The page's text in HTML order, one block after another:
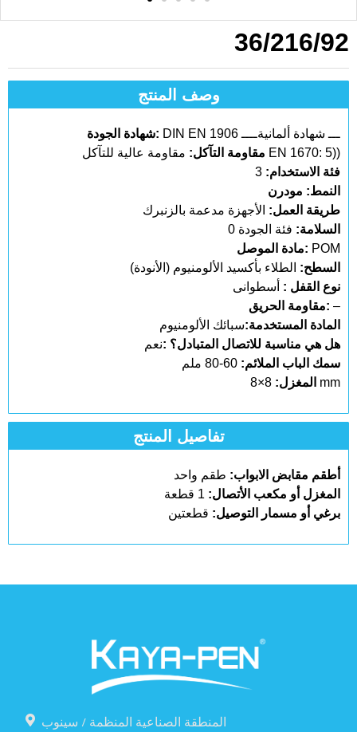
36/216/92
وصف المنتج
شهادة الجودة:
DIN EN 1906 ـــ شهادة ألمانيةــــ
مقاومة التآكل: مقاومة عالية للتآكل EN 1670: 5))
فئة الاستخدام:
النمط: مودرن
طريقة العمل: الأجهزة مدعمة بالزنبرك
السلامة: فئة الجودة 0
مادة الموصل: POM
السطح: الطلاء بأكسيد الألومنيوم (الأنودة)
نوع القفل : أسطوانى
مقاومة الحريق: –
المادة المستخدمة:سبائك الألومنيوم
هل هي مناسبة للاتصال المتبادل؟ :نعم
سمك الباب الملائم:
المغزل: 8×8 mm
تفاصيل المنتج
أطقم مقابض الابواب: طقم واحد
المغزل أو مكعب الأتصال: 1 قطعة
برغي أو مسمار التوصيل: قطعتين
المنطقة الصناعية المنظمة / سينوب